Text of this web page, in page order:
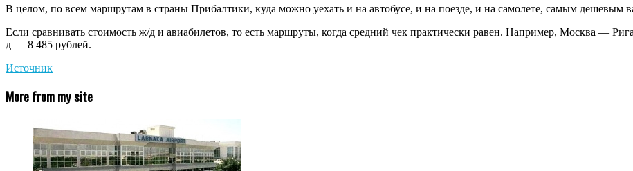
В целом, по всем маршрутам в страны Прибалтики, куда можно уехать и на автобусе, и на поезде, и на самолете, самым дешевым
Если сравнивать стоимость ж/д и авиабилетов, то есть маршруты, когда средний чек практически равен. Например, Москва —
д — 8 485 рублей.
Источник
More from my site